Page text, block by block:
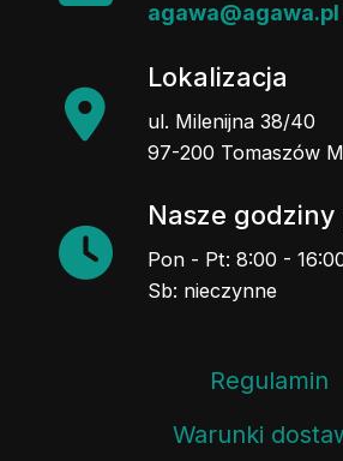
agawa@agawa.pl
Lokalizacja
ul. Milenijna 38/40
97-200 Tomaszów
Nasze
Pon - Pt: 8:00 -
Sb: nieczynne
Regulamin
Warunki